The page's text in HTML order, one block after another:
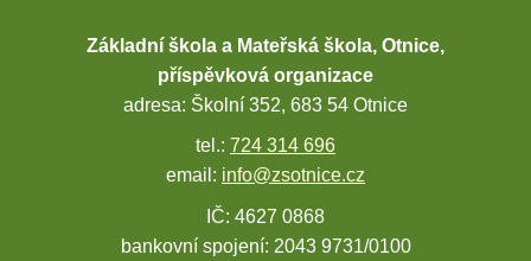
Základní škola a Mateřská škola, Otnice,
příspěvková organizace
adresa: Školní 352, 683 54 Otnice
tel.: 724 314 696
email: info@zsotnice.cz
IČ: 4627 0868
bankovní spojení: 2043 9731/0100